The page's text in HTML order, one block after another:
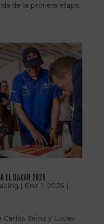
de la primera etapa.
EL DAKAR 2026
| Ene 1, 2026 |
Sainz y Lucas